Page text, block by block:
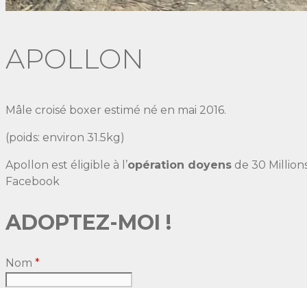
APOLLON
Mâle croisé boxer estimé né en mai 2016.
(poids: environ 31.5kg)
Apollon est éligible à l’opération doyens de 30
Facebook
ADOPTEZ-MOI !
Nom *